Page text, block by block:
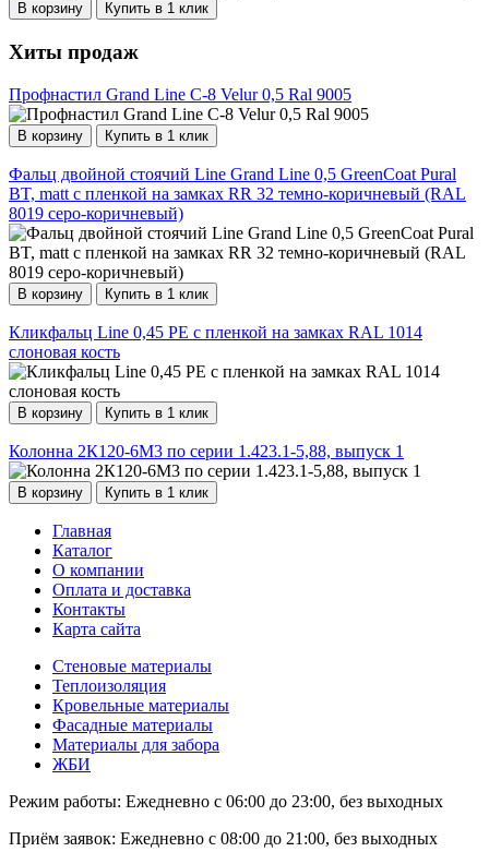
В корзину Купить в 1 клик
Хиты продаж
Профнастил Grand Line C-8 Velur 0,5 Ral 9005
В корзину Купить в 1 клик
Фальц двойной стоячий Line Grand Line 0,5 GreenCoat Pural
BT, matt с пленкой на замках RR 32 темно-коричневый (RAL
8019 серо-коричневый)
В корзину Купить в 1 клик
Кликфальц Line 0,45 PE с пленкой на замках RAL 1014
слоновая кость
В корзину Купить в 1 клик
Колонна 2К120-6М3 по серии 1.423.1-5,88, выпуск 1
В корзину Купить в 1 клик
Главная
Каталог
О компании
Оплата и доставка
Контакты
Карта сайта
Стеновые материалы
Теплоизоляция
Кровельные материалы
Фасадные материалы
Материалы для забора
ЖБИ
Режим работы: Ежедневно с 06:00 до 23:00, без выходных
Приём заявок: Ежедневно с 08:00 до 21:00, без выходных